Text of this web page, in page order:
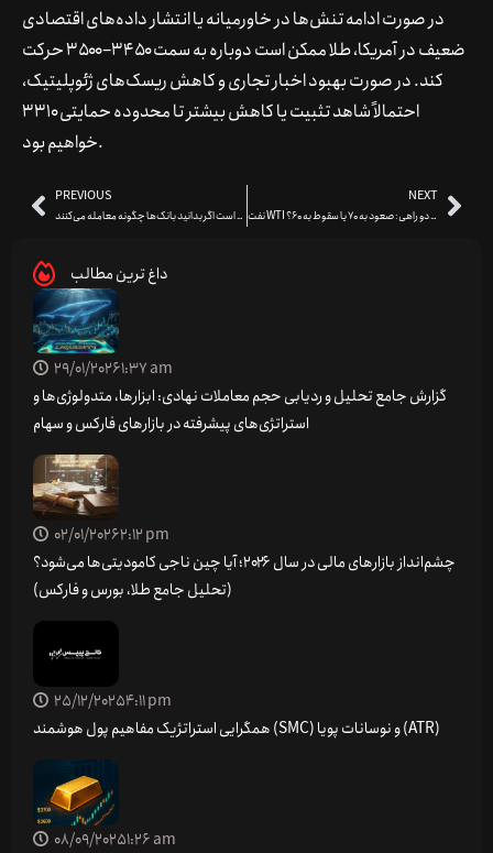
در صورت ادامه تنش‌ها در خاورمیانه یا انتشار داده‌های اقتصادی
ضعیف در آمریکا، طلا ممکن است دوباره به سمت ۳۴۵۰–۳۵۰۰ حرکت
کند. در صورت بهبود اخبار تجاری و کاهش ریسک‌های ژئوپلیتیک،
احتمالاً شاهد تثبیت یا کاهش بیشتر تا محدوده حمایتی ۳۳۱۰
خواهیم بود.
PREVIOUS
چگونه در فارکس پول دربیاوریم؟ ساده است اگر بدانید بانک‌ها چگونه معامله می‌کنند!
NEXT
نفت WTI در دو راهی: صعود به ۷۰ یا سقوط به ۶۰؟
داغ ترین مطالب
29/01/20261:37 am
گزارش جامع تحلیل و ردیابی حجم معاملات نهادی: ابزارها، متدولوژی‌ها و
استراتژی‌های پیشرفته در بازارهای فارکس و سهام
02/01/20262:12 pm
چشم‌انداز بازارهای مالی در سال ۲۰۲۶؛ آیا چین ناجی کامودیتی‌ها می‌شود؟
(تحلیل جامع طلا، بورس و فارکس)
25/12/20254:11 pm
همگرایی استراتژیک مفاهیم پول هوشمند (SMC) و نوسانات پویا (ATR)
08/09/20251:26 am